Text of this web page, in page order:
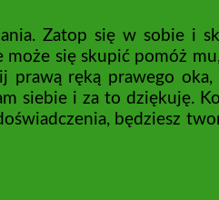
Zatop się w sobie i
może się skupić pomóż
prawą ręką prawego
siebie i za to dziękuję.
będziesz